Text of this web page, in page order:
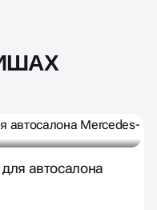
автосалона